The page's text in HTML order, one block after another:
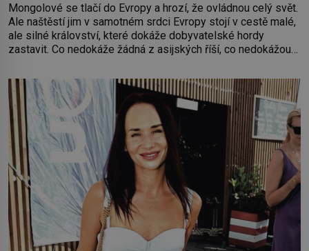
Mongolové se tlačí do Evropy a hrozí, že ovládnou celý svět.
Ale naštěstí jim v samotném srdci Evropy stojí v cestě malé,
ale silné království, které dokáže dobyvatelské hordy
zastavit. Co nedokáže žádná z asijských říší, co nedokážou
od roku 1223 postupují podél Kaspického a Azovského
moře,